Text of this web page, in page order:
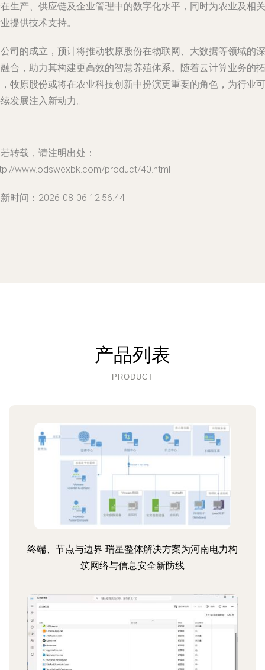
生产、供应链及企业管理中的数字化水平，同时为农业及相关
提供技术支持。
司的成立，预计将推动牧原股份在物联网、大数据等领域的深
合，助力其构建更高效的智慧养殖体系。随着云计算业务的拓
牧原股份或将在农业科技创新中扮演更重要的角色，为行业可
发展注入新动力。
转载，请注明出处：
www.odswexbk.com/product/40.html
时间：2026-08-06 12:56:44
产品列表
PRODUCT
终端、节点与边界 瑞星整体解决方案为河南电力构
筑网络与信息安全新防线